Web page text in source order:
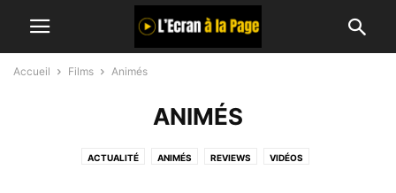
Accueil Films Animés
ANIMÉS
ACTUALITÉ ANIMÉS REVIEWS VIDÉOS